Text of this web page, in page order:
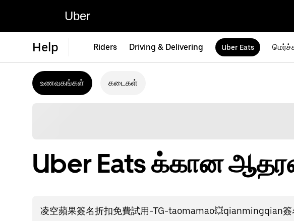
Uber
Help Riders Driving & Delivering Uber Eats
உணவகங்கள் கடைகள்
Uber Eats க்கான